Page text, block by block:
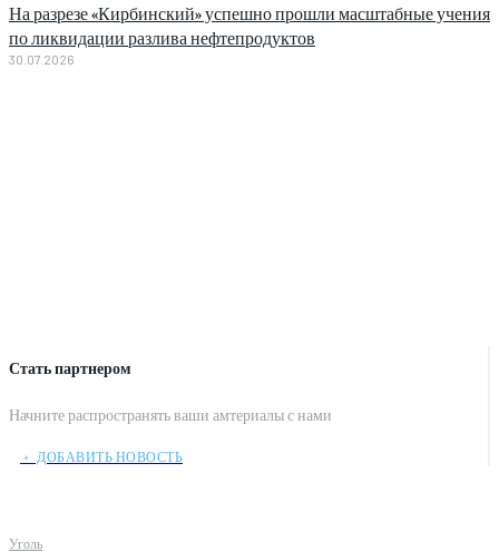
Стать партнером
Начните распространять ваши амтериалы с нами
﹢ ДОБАВИТЬ НОВОСТЬ
Уголь
На разрезе «Кирбинский» успешно прошли масштабные учения
по ликвидации разлива нефтепродуктов
30.07.2026